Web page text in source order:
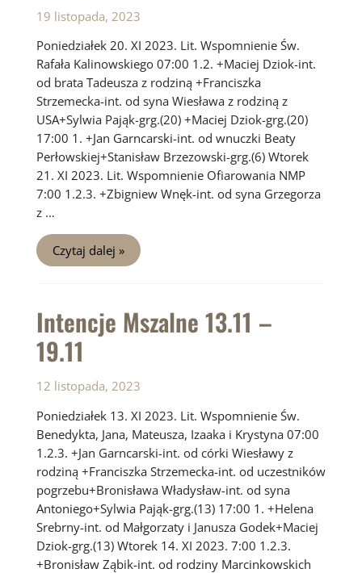
19 listopada, 2023
Poniedziałek 20. XI 2023. Lit. Wspomnienie Św.
Rafała Kalinowskiego 07:00 1.2. +Maciej Dziok-int.
od brata Tadeusza z rodziną +Franciszka
Strzemecka-int. od syna Wiesława z rodziną z
USA+Sylwia Pająk-grg.(20) +Maciej Dziok-grg.(20)
17:00 1. +Jan Garncarski-int. od wnuczki Beaty
Perłowskiej+Stanisław Brzezowski-grg.(6) Wtorek
21. XI 2023. Lit. Wspomnienie Ofiarowania NMP
7:00 1.2.3. +Zbigniew Wnęk-int. od syna Grzegorza
z …
Intencje
Mszalne
20.11
Czytaj dalej »
Intencje Mszalne 13.11 –
19.11
12 listopada, 2023
Poniedziałek 13. XI 2023. Lit. Wspomnienie Św.
Benedykta, Jana, Mateusza, Izaaka i Krystyna 07:00
1.2.3. +Jan Garncarski-int. od córki Wiesławy z
rodziną +Franciszka Strzemecka-int. od uczestników
pogrzebu+Bronisława Władysław-int. od syna
Antoniego+Sylwia Pająk-grg.(13) 17:00 1. +Helena
Srebrny-int. od Małgorzaty i Janusza Godek+Maciej
Dziok-grg.(13) Wtorek 14. XI 2023. 7:00 1.2.3.
+Bronisław Ząbik-int. od rodziny Marcinkowskich